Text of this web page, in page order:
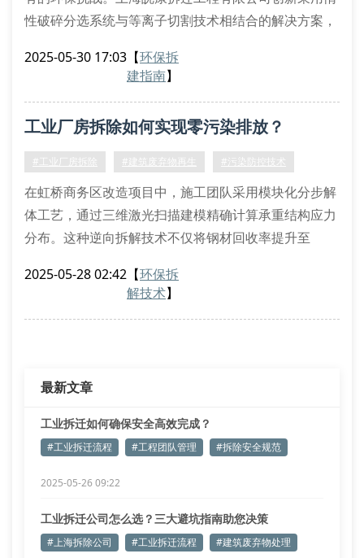
性破碎分选系统与等离子切割技术相结合的解决方案，
ⅱ类排放标准。
体系：首先运用微差爆破预切割工艺实现精准解体，随
后通过负压式粉尘收集装置进行实时吸附，最后采用生
2025-05-30 17:03 【环保拆
建指南】
工业厂房拆除如何实现零污染排放？
#工业厂房拆除 #建筑废弃物再生 #污染防控技术
在虹桥商务区改造项目中，施工团队采用模块化分步解
体工艺，通过三维激光扫描建模精确计算承重结构应力
分布。这种逆向拆解技术不仅将钢材回收率提升至
专业拆解设备应用体系
压防护舱，配合气相色
2025-05-28 02:42 【环保拆
解技术】
最新文章
工业拆迁如何确保安全高效完成？
#工业拆迁流程 #工程团队管理 #拆除安全规范
2025-05-26 09:22
工业拆迁公司怎么选？三大避坑指南助您决策
#上海拆除公司 #工业拆迁流程 #建筑废弃物处理